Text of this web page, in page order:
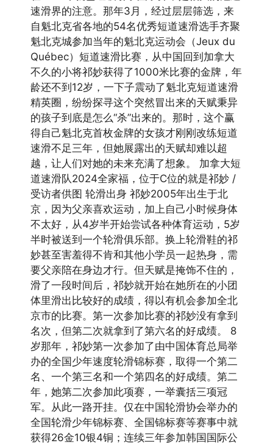
速滑界的注意。那年3月，经过层层筛选，来
自魁北克省各地的54名优秀短道速滑选手齐聚
魁北克城参加当年的魁北克运动会（Jeux du
Québec）短道速滑比赛，从中国回到加拿大
不久的小将祁妙获得了1000米比赛的金牌，年
龄还不到12岁，一下子震动了魁北克短道速滑
精英圈，纷纷探寻这个突然冒出来的天赋秉异
的孩子到底是怎么“杀”出来的。那时，这个赢
得自己魁北克首枚金牌的女孩才刚刚改练短道
速滑不足三年，但她展露出的天赋却难以超
越，让人们对她的未来充满了想象。 加拿大短
道速滑队2024全家福，位于C位的就是祁妙 /
受访者供图 轮滑出身 祁妙2005年出生于北
京，因为父亲喜欢运动，加上自己小时候身体
不太好，从4岁半开始尝试各种体育运动，5岁
半时被送到一个轮滑俱乐部。换上轮滑鞋的祁
妙甚至害羞得不肯和其他小学员一起热身，需
要父亲陪在身边才行。但天赋是掩饰不住的，
滑了一段时间后，祁妙就开始在她所在的小团
体里滑出比较好的成绩，得以有机会参加全北
京市的比赛。第一次参加比赛的祁妙没有拿到
名次，但第二次就拿到了第六名的好成绩。 8
岁那年，祁妙第一次参加了由中国体育总局举
办的全国少年速度轮滑锦标赛，取得一个第二
名、一个第三名和一个第四名的好成绩。第二
年，她第二次参加此项赛，一举囊括三项冠
军。从此一路开挂。仅在中国轮滑协会举办的
全国轮滑少年锦标赛、全国锦标赛等赛事中就
获得26金10银4铜；连续三年参加韩国国际公